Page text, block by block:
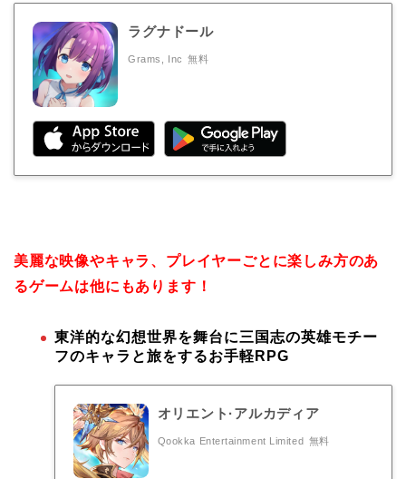
ラグナドール
Grams, Inc 無料
美麗な映像やキャラ、プレイヤーごとに楽しみ方のあ
るゲームは他にもあります！
東洋的な幻想世界を舞台に三国志の英雄モチー
フのキャラと旅をするお手軽RPG
オリエント·アルカディア
Qookka Entertainment Limited 無料